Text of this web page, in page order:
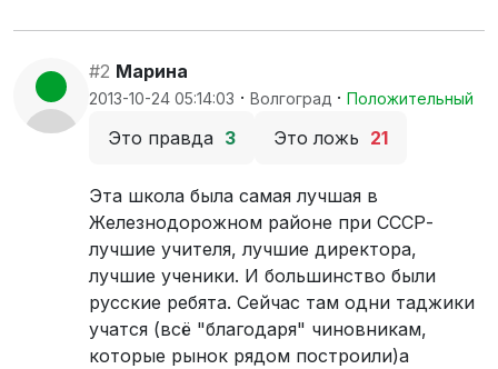
#2 Марина
2013-10-24 05:14:03 · Волгоград · Положительный
Это правда 3 Это ложь 21
Эта школа была самая лучшая в
Железнодорожном районе при СССР-
лучшие учителя, лучшие директора,
лучшие ученики. И большинство были
русские ребята. Сейчас там одни таджики
учатся (всё "благодаря" чиновникам,
которые рынок рядом построили)а